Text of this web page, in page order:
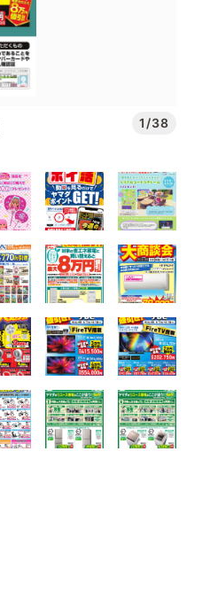
1/38